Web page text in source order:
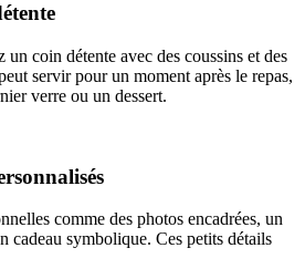
un coin détente avec des coussins et des
servir pour un moment après le repas,
verre ou un dessert.
comme des photos encadrées, un
cadeau symbolique. Ces petits détails